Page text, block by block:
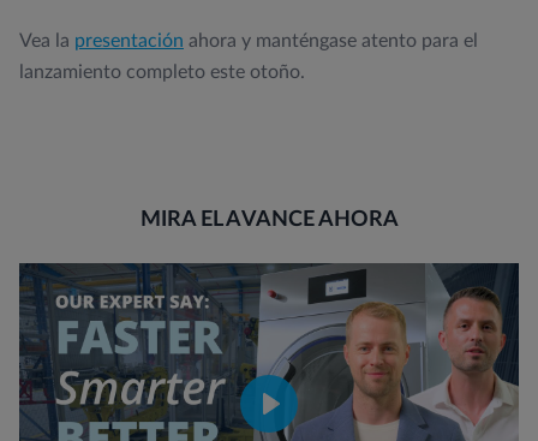
Vea la presentación ahora y manténgase atento para el
lanzamiento completo este otoño.
MIRA EL AVANCE AHORA
Play